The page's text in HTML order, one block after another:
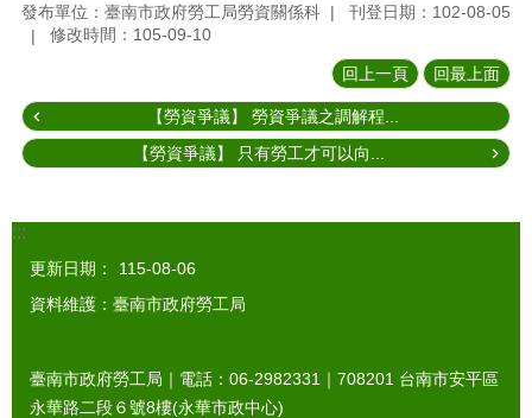
發布單位：臺南市政府勞工局勞資關係科
刊登日期：102-08-05
修改時間：105-09-10
回上一頁 回最上面
【勞資爭議】 勞資爭議之調解程...
【勞資爭議】 只有勞工才可以向...
:::
更新日期：
115-08-06
資料維護：臺南市政府勞工局
臺南市政府勞工局｜電話：06-2982331｜ 708201 台南市安平區
永華路二段６號8樓(永華市政中心)